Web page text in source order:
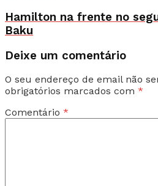
Hamilton na frente no
Baku
Deixe um comentário
O seu endereço de email não
obrigatórios marcados com *
Comentário *